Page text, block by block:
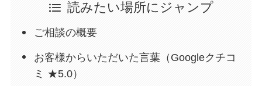
読みたい場所にジャンプ
ご相談の概要
お客様からいただいた言葉（Googleクチコ
ミ ★5.0）